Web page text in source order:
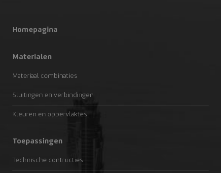
Homepagina
Materialen
Materiaal combinaties
Sluitingen en verbindingen
Kleuren en oppervlaktes
Toepassingen
Technische contructies